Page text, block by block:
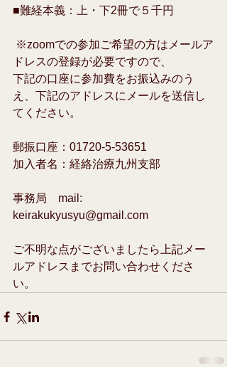
■難経本義：上・下2冊で５千円
ドレスの登録が必要ですので、
下記の口座に参加費をお振込みのう
え、下記のアドレスにメールを送信し
てください。
郵振口座：01720-5-53651
加入者名：経絡治療九州支部
事務局　mail:
keirakukyusyu@gmail.com
ご不明な点がございましたら上記メー
ルアドレスまでお問い合わせくださ
い。